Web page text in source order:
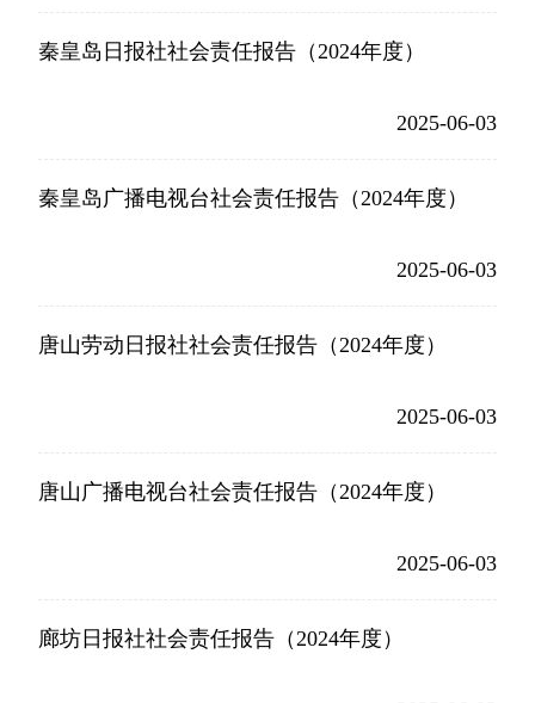
秦皇岛日报社社会责任报告（2024年度）
2025-06-03
秦皇岛广播电视台社会责任报告（2024年度）
2025-06-03
唐山劳动日报社社会责任报告（2024年度）
2025-06-03
唐山广播电视台社会责任报告（2024年度）
2025-06-03
廊坊日报社社会责任报告（2024年度）